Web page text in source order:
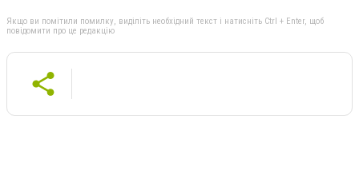
Якщо ви помітили помилку, виділіть необхідний текст і натисніть Ctrl + Enter, щоб
повідомити про це редакцію